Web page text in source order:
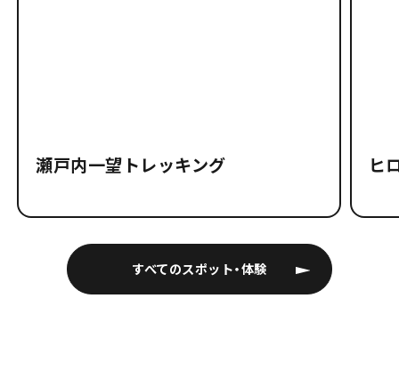
すべてのスポット・体験
瀬戸内一望トレッキング ヒ